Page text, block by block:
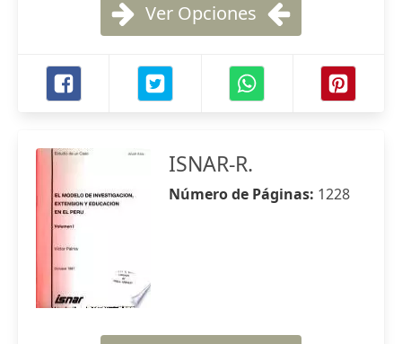
Ver Opciones
ISNAR-R.
Número de Páginas: 1228